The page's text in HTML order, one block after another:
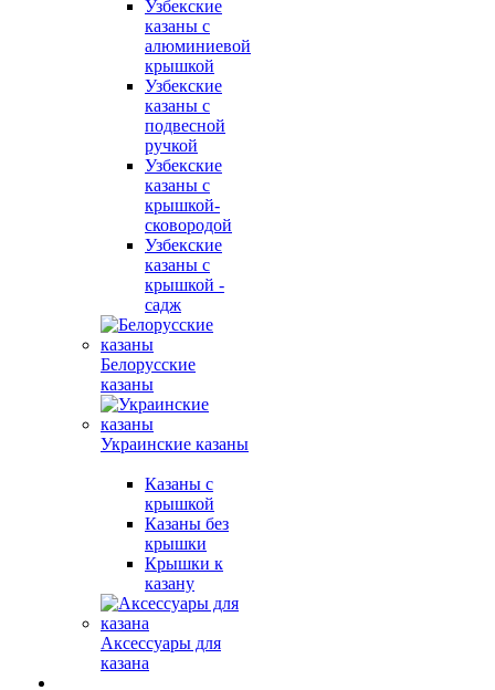
Узбекские
казаны с
алюминиевой
крышкой
Узбекские
казаны с
подвесной
ручкой
Узбекские
казаны с
крышкой-
сковородой
Узбекские
казаны с
крышкой -
садж
Белорусские
казаны
Украинские казаны
Казаны с
крышкой
Казаны без
крышки
Крышки к
казану
Аксессуары для
казана